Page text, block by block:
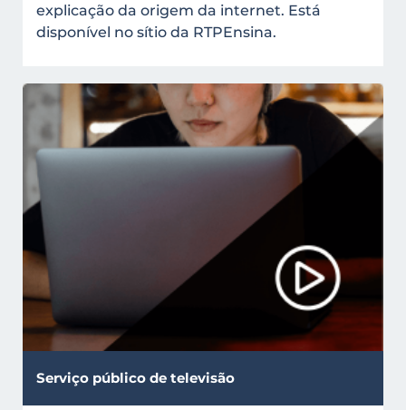
explicação da origem da internet. Está
disponível no sítio da RTPEnsina.
Serviço público de televisão